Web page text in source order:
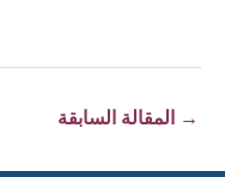
→ المقالة السابقة